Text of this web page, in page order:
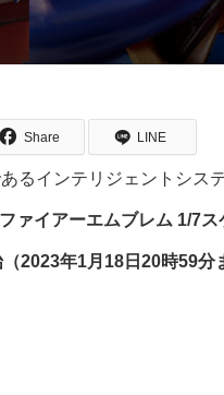
Share LINE
るインテリジェントシス
ァイアーエムブレム 1/7
2023年1月18日20時59分